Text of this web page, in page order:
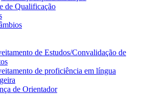
de Qualificação
de Estudos/Convalidação de
de proficiência em língua
de Orientador